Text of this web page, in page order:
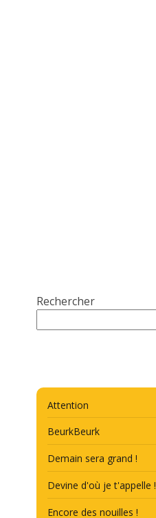
Rechercher
Attention
BeurkBeurk
Demain sera grand !
Devine d'où je t'appelle !
Encore des nouilles !